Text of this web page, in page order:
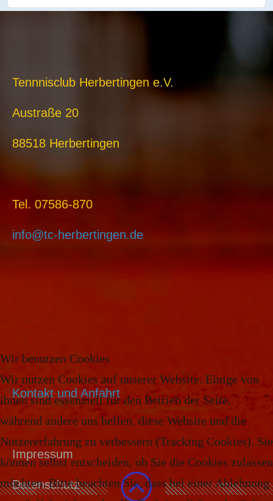
Tennnisclub Herbertingen e.V.
Austraße 20
88518 Herbertingen
Tel. 07586-870
info@tc-herbertingen.de
Kontakt und Anfahrt
Impressum
Datenschutz
Wir benutzen Cookies
Wir nutzen Cookies auf unserer Website. Einige von
ihnen sind essenziell für den Betrieb der Seite,
während andere uns helfen, diese Website und die
Nutzererfahrung zu verbessern (Tracking Cookies). Sie
können selbst entscheiden, ob Sie die Cookies zulassen
möchten. Bitte beachten Sie, dass bei einer Ablehnung